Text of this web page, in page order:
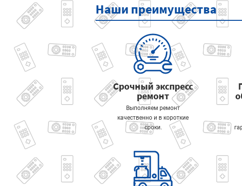
Наши преимущества
Срочный экспресс
ремонт
Выполняем ремонт
качественно и в короткие
сроки.